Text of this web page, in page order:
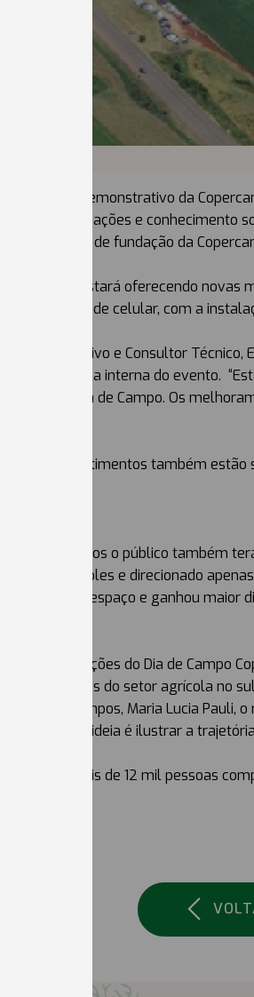
o Campo Demonstrativo da
de informações e conhecimento
e os 45 anos de fundação da
estará oferecendo
do sinal de celular, com a
Demonstrativo e Consultor
a logística interna do evento.
durante o Dia de Campo. Os
novos investimentos também
Copercampos o público também
campo, simples e direcionado
o seu espaço e ganhou
das 20 edições do Dia de Campo
dos maiores do setor agrícola no
Copercampos, Maria Lucia
A ideia é ilustrar a
é que mais de 12 mil pessoas